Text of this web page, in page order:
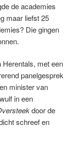
de academies
maar liefst 25
Die gingen
Herentals, met een
panelgesprek
minister van
in een
door de
schreef en